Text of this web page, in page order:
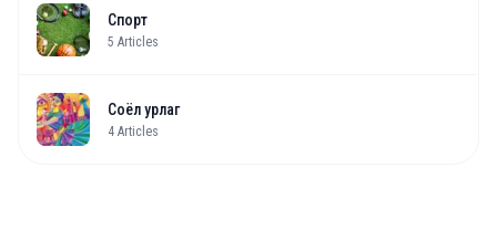
Спорт
5 Articles
Соёл урлаг
4 Articles